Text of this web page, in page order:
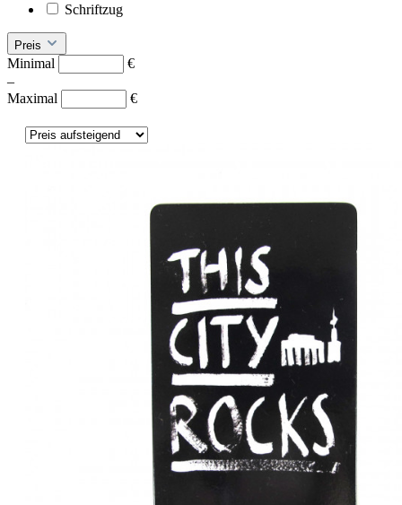
Schriftzug
Preis
Minimal
€
–
Maximal
€